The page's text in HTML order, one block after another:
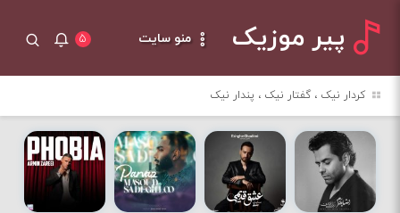
پیر موزیک منو سایت ۵
کردار نیک ، گفتار نیک ، پندار نیک